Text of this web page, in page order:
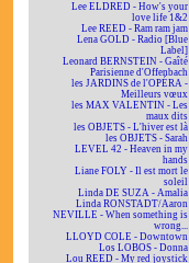
Lee ELDRED - How's your
love life 1&2
Lee REED - Ram ram jam
Lena GOLD - Radio [Blue
Label]
Leonard BERNSTEIN - Gaîté
Parisienne d'Offenbach
les JARDINS de l'OPÉRA -
Meilleurs vœux
les MAX VALENTIN - Les
maux dits
les OBJETS - L'hiver est là
les OBJETS - Sarah
LEVEL 42 - Heaven in my
hands
Liane FOLY - Il est mort le
soleil
Linda DE SUZA - Amalia
Linda RONSTADT/Aaron
NEVILLE - When something is
wrong...
LLOYD COLE - Downtown
Los LOBOS - Donna
Lou REED - My red joystick